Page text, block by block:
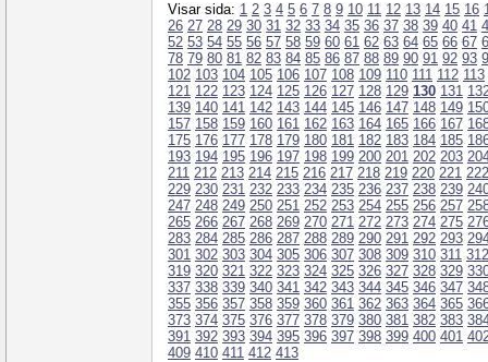
Visar sida: 1 2 3 4 5 6 7 8 9 10 11 12 13 14 15 16
26 27 28 29 30 31 32 33 34 35 36 37 38 39 40 41
52 53 54 55 56 57 58 59 60 61 62 63 64 65 66 67
78 79 80 81 82 83 84 85 86 87 88 89 90 91 92 93
102 103 104 105 106 107 108 109 110 111 112 113
121 122 123 124 125 126 127 128 129 130 131
139 140 141 142 143 144 145 146 147 148 149
157 158 159 160 161 162 163 164 165 166 167
175 176 177 178 179 180 181 182 183 184 185
193 194 195 196 197 198 199 200 201 202 203
211 212 213 214 215 216 217 218 219 220 221 222
229 230 231 232 233 234 235 236 237 238 239
247 248 249 250 251 252 253 254 255 256 257
265 266 267 268 269 270 271 272 273 274 275
283 284 285 286 287 288 289 290 291 292 293
301 302 303 304 305 306 307 308 309 310 311 312
319 320 321 322 323 324 325 326 327 328 329
337 338 339 340 341 342 343 344 345 346 347
355 356 357 358 359 360 361 362 363 364 365
373 374 375 376 377 378 379 380 381 382 383
391 392 393 394 395 396 397 398 399 400 401
409 410 411 412 413